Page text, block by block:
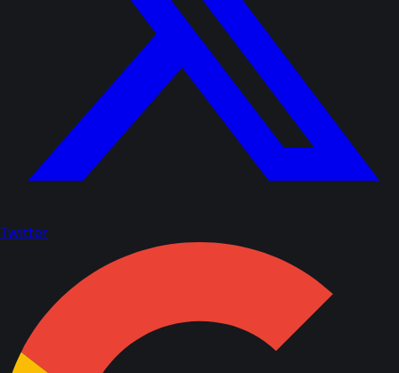
Twitter